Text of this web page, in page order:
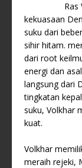
Ras
kekuasaan
suku dari
sihir hitam.
dari root
energi dan
langsung dari
tingkatan
suku, Volkhar
kuat.
Volkhar
meraih rejeki,